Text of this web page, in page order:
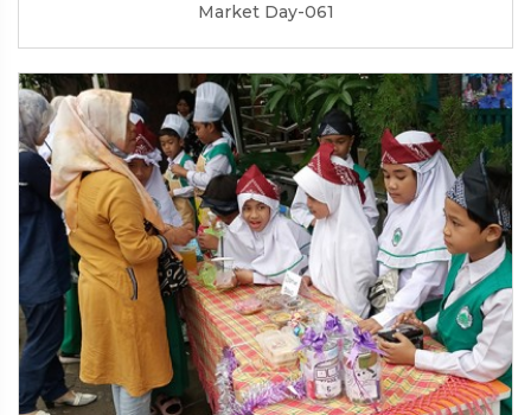
Market Day-061